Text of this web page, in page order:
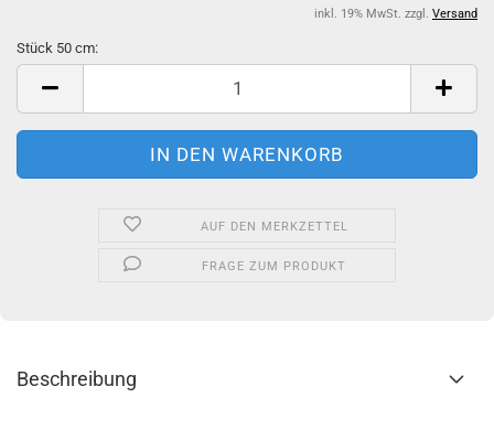
inkl. 19% MwSt. zzgl. Versand
Stück 50 cm:
Stück
cm
AUF DEN MERKZETTEL
FRAGE ZUM PRODUKT
Beschreibung